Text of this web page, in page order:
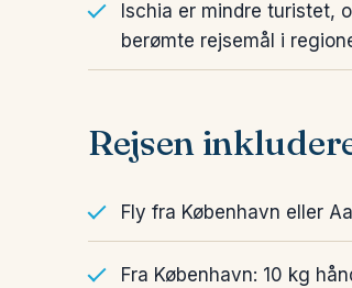
Ischia er mindre turistet,
berømte rejsemål i
Rejsen
Fly fra København eller
Fra København: 10 kg